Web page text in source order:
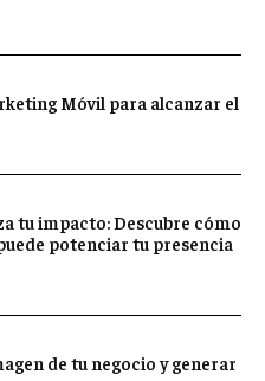
Móvil para alcanzar el
tu impacto: Descubre cómo
potenciar tu presencia
de tu negocio y generar